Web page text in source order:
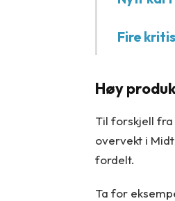
Fire
Høy
Til forskjell fra
overvekt i
fordelt.
Ta for